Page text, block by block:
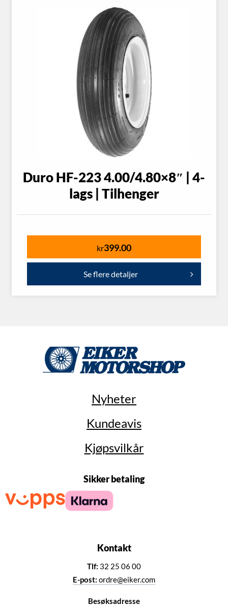
Duro HF-223 4.00/4.80×8″ | 4-
lags | Tilhenger
kr399.00
Se flere detaljer
Nyheter
Kundeavis
Kjøpsvilkår
Sikker betaling
Kontakt
Tlf: 32 25 06 00
E-post: ordre@eiker.com
Besøksadresse